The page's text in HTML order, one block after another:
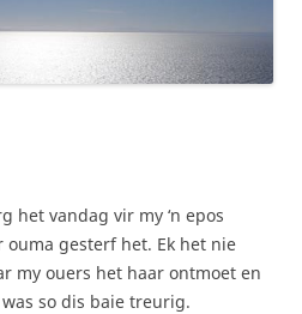
het vandag vir my ‘n epos
gesterf het. Ek het nie
my ouers het haar ontmoet en
so dis baie treurig.